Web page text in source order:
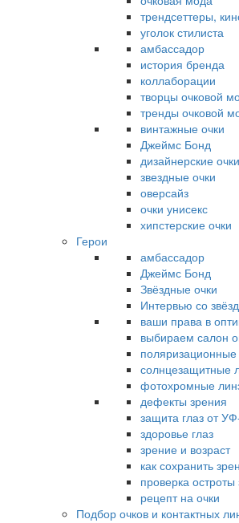
трендсеттеры,
уголок стилиста
амбассадор
история бренда
коллаборации
творцы очковой
тренды очковой
винтажные очки
Джеймс Бонд
дизайнерские очки
звездные очки
оверсайз
очки унисекс
хипстерские очки
Герои
амбассадор
Джеймс Бонд
Звёздные очки
Интервью со
ваши права в
выбираем салон
солнцезащитные
фотохромные
дефекты зрения
защита глаз от
здоровье глаз
зрение и возраст
как сохранить
проверка остроты
рецепт на очки
Подбор очков и контактных